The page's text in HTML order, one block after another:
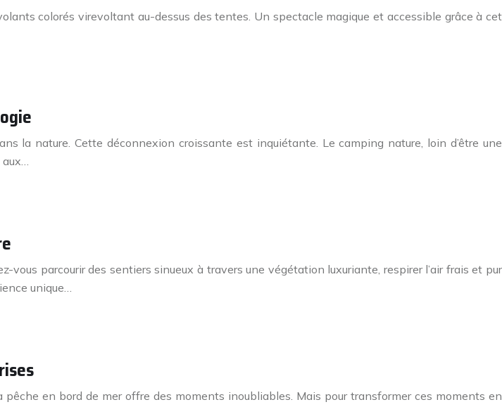
colorés virevoltant au-dessus des tentes. Un spectacle magique et accessible grâce à cet
la nature. Cette déconnexion croissante est inquiétante. Le camping nature, loin d’être une
aux…
vous parcourir des sentiers sinueux à travers une végétation luxuriante, respirer l’air frais et pur
unique…
en bord de mer offre des moments inoubliables. Mais pour transformer ces moments en